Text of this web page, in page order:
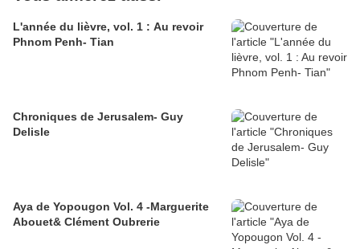
L'année du lièvre, vol. 1 : Au revoir
Phnom Penh- Tian
Chroniques de Jerusalem- Guy
Delisle
Aya de Yopougon Vol. 4 -Marguerite
Abouet& Clément Oubrerie